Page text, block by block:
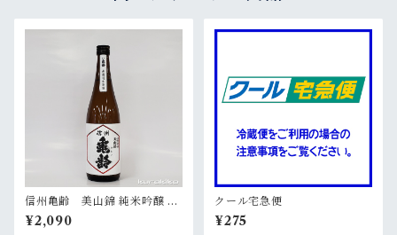
信州亀齢 美山錦 純米吟醸 無
濾過生原酒 720ml
¥2,090
クール宅急便
¥275